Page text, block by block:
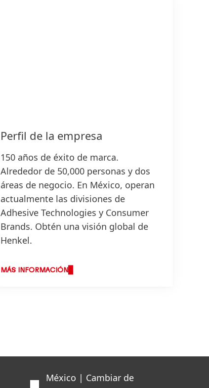
Perfil de la empresa
150 años de éxito de marca.
Alrededor de 50,000 personas y dos
áreas de negocio. En México, operan
actualmente las divisiones de
Adhesive Technologies y Consumer
Brands. Obtén una visión global de
Henkel.
MÁS INFORMACIÓN
México | Cambiar de